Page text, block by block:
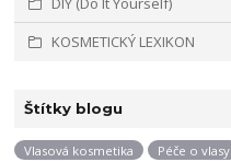
KOSMETICKÝ LEXIKON
Štítky blogu
Vlasová kosmetika Péče o vlasy